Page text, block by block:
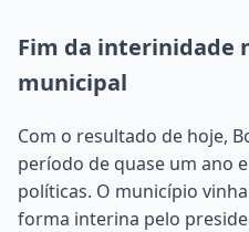
Fim da interinidade
municipal
Com o resultado de hoje,
período de quase um ano
políticas. O município
forma interina pelo